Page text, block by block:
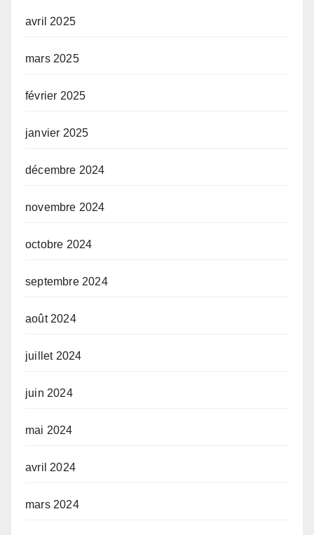
avril 2025
mars 2025
février 2025
janvier 2025
décembre 2024
novembre 2024
octobre 2024
septembre 2024
août 2024
juillet 2024
juin 2024
mai 2024
avril 2024
mars 2024